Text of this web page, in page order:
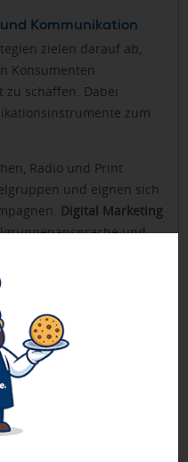
Kommunikation
zielen darauf ab,
Konsumenten
schaffen. Dabei
zum
Radio und Print
und eignen sich
Digital Marketing
und
Rolle, da
Kaufentscheidungen
relevante Inhalte,
auch unterhalten und
erfüllen im B2C-Marketing